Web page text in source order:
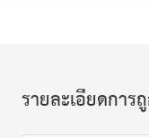
รายละเอียดการ